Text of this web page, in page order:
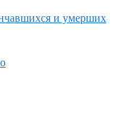
и умерших